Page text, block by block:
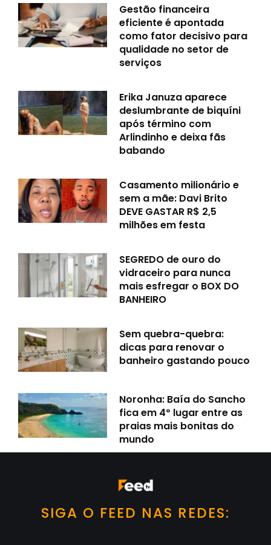
Gestão financeira
eficiente é apontada
como fator decisivo para
qualidade no setor de
serviços
Erika Januza aparece
deslumbrante de biquíni
após término com
Arlindinho e deixa fãs
babando
Casamento milionário e
sem a mãe: Davi Brito
DEVE GASTAR R$ 2,5
milhões em festa
SEGREDO de ouro do
vidraceiro para nunca
mais esfregar o BOX DO
BANHEIRO
Sem quebra-quebra:
dicas para renovar o
banheiro gastando pouco
Noronha: Baía do Sancho
fica em 4º lugar entre as
praias mais bonitas do
mundo
SIGA O FEED NAS REDES: